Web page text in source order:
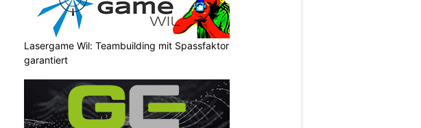
Lasergame Wil: Teambuilding mit Spassfaktor
garantiert